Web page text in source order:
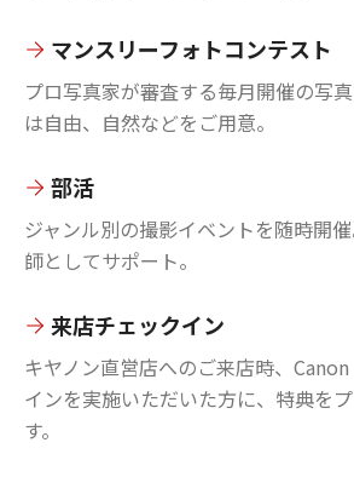
マンスリーフォトコンテスト
プロ写真家が審査する毎月開催の写
は自由、自然などをご用意。
部活
ジャンル別の撮影イベントを随時開
師としてサポート。
来店チェックイン
キヤノン直営店へのご来店時、
インを実施いただいた方に、特典を
す。